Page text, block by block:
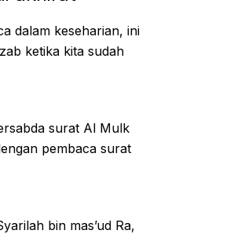
dalam keseharian, ini
ketika kita sudah
surat Al Mulk
pembaca surat
bin mas’ud Ra,